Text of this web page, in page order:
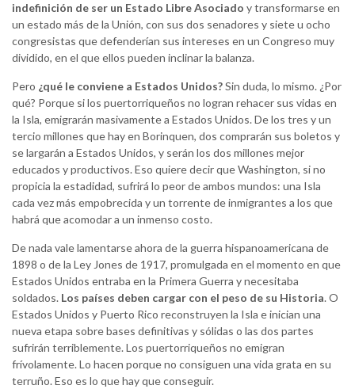
indefinición de ser un Estado Libre Asociado y transformarse en
un estado más de la Unión, con sus dos senadores y siete u ocho
congresistas que defenderían sus intereses en un Congreso muy
dividido, en el que ellos pueden inclinar la balanza.
Pero ¿qué le conviene a Estados Unidos?Sin duda, lo mismo. ¿Por
qué? Porque si los puertorriqueños no logran rehacer sus vidas en
la Isla, emigrarán masivamente a Estados Unidos. De los tres y un
tercio millones que hay en Borinquen, dos comprarán sus boletos y
se largarán a Estados Unidos, y serán los dos millones mejor
educados y productivos. Eso quiere decir que Washington, si no
propicia la estadidad, sufrirá lo peor de ambos mundos: una Isla
cada vez más empobrecida y un torrente de inmigrantes a los que
habrá que acomodar a un inmenso costo.
De nada vale lamentarse ahora de la guerra hispanoamericana de
1898 o de la Ley Jones de 1917, promulgada en el momento en que
Estados Unidos entraba en la Primera Guerra y necesitaba
soldados. Los países deben cargar con el peso de su Historia. O
Estados Unidos y Puerto Rico reconstruyen la Isla e inician una
nueva etapa sobre bases definitivas y sólidas o las dos partes
sufrirán terriblemente. Los puertorriqueños no emigran
frívolamente. Lo hacen porque no consiguen una vida grata en su
terruño. Eso es lo que hay que conseguir.